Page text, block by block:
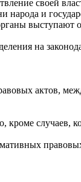
своей
народа и
выступают
на
актов,
случаев,